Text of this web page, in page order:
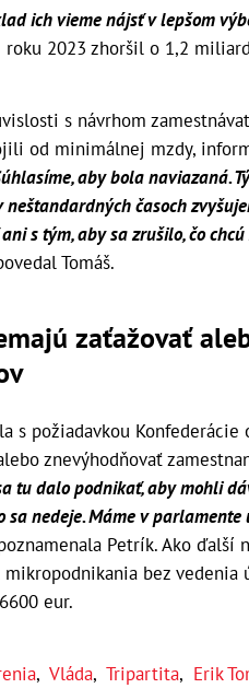
ich vieme nájsť v lepšom
2023 zhoršil o 1,2
s návrhom
od minimálnej mzdy,
aby bola naviazaná.
časoch
s tým, aby sa zrušilo, čo
Tomáš.
zaťažovať
s požiadavkou
znevýhodňovať
tu dalo podnikať, aby mohli
sa nedeje. Máme v
Petrík. Ako ďalší
bez
eur.
, Vláda, Tripartita, Erik